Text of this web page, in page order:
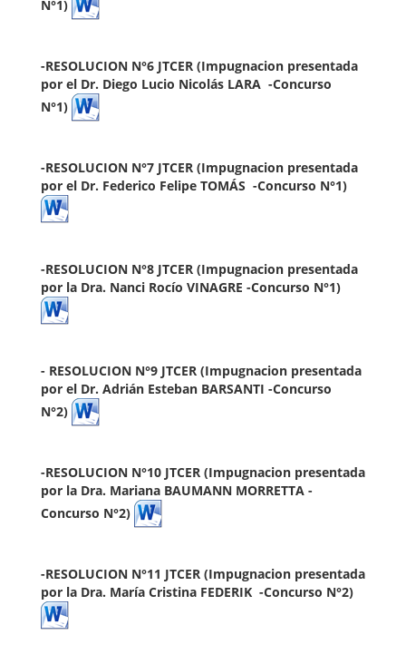
N°1)
-RESOLUCION N°6 JTCER (Impugnacion presentada
por el Dr. Diego Lucio Nicolás LARA -Concurso
N°1)
-RESOLUCION N°7 JTCER (Impugnacion presentada
por el Dr. Federico Felipe TOMÁS -Concurso N°1)
-RESOLUCION N°8 JTCER (Impugnacion presentada
por la Dra. Nanci Rocío VINAGRE -Concurso N°1)
- RESOLUCION N°9 JTCER (Impugnacion presentada
por el Dr. Adrián Esteban BARSANTI -Concurso
N°2)
-RESOLUCION N°10 JTCER (Impugnacion presentada
por la Dra. Mariana BAUMANN MORRETTA -
Concurso N°2)
-RESOLUCION N°11 JTCER (Impugnacion presentada
por la Dra. María Cristina FEDERIK -Concurso N°2)